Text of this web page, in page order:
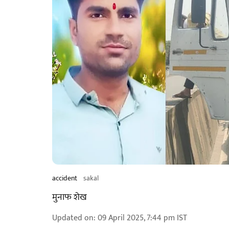
accident sakal
मुनाफ शेख
Updated on:09 April 2025, 7:44 pm IST